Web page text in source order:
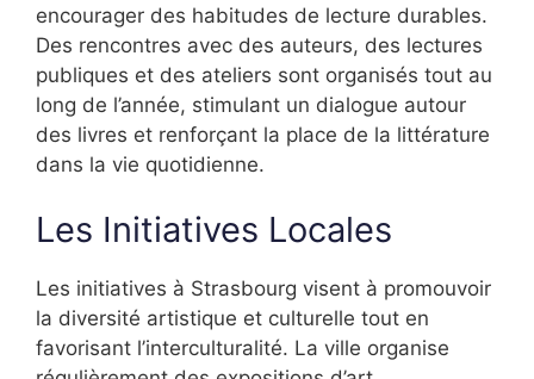
encourager des habitudes de lecture durables.
Des rencontres avec des auteurs, des lectures
publiques et des ateliers sont organisés tout au
long de l’année, stimulant un dialogue autour
des livres et renforçant la place de la littérature
dans la vie quotidienne.
Les Initiatives Locales
Les initiatives à Strasbourg visent à promouvoir
la diversité artistique et culturelle tout en
favorisant l’interculturalité. La ville organise